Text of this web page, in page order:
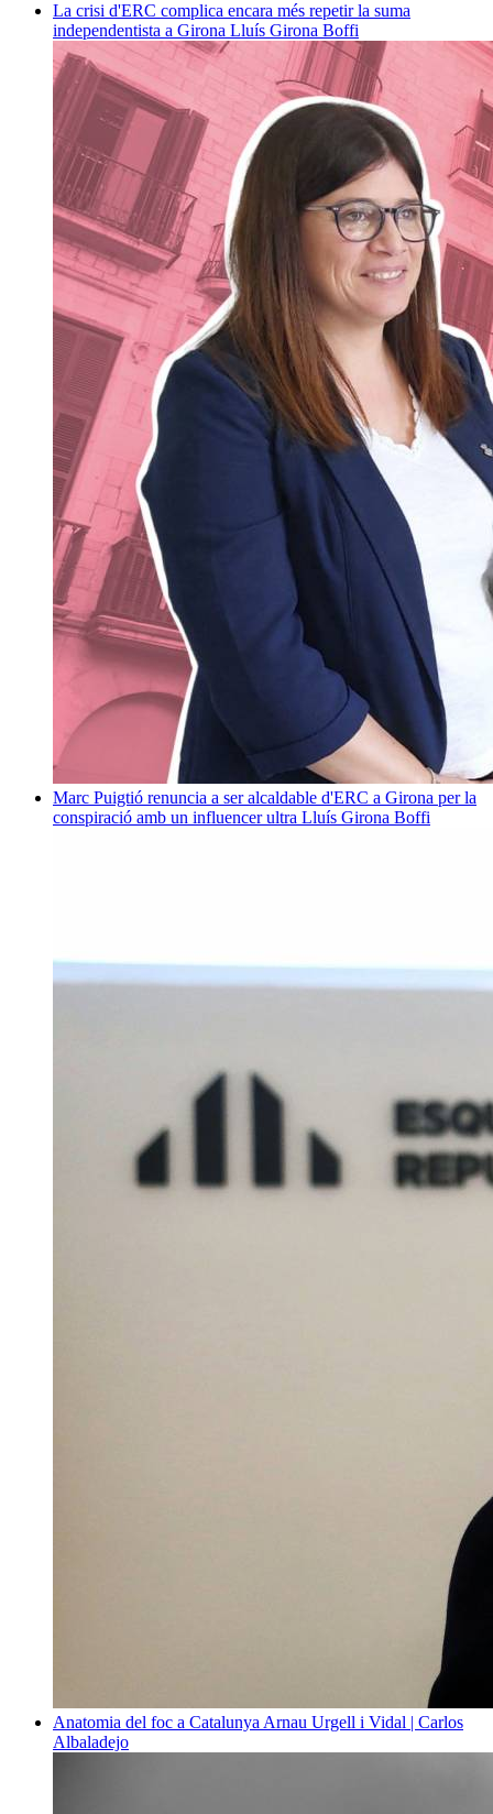
La crisi d'ERC complica encara més repetir la suma
independentista a Girona Lluís Girona Boffi
Marc Puigtió renuncia a ser alcaldable d'ERC a Girona per la
conspiració amb un influencer ultra Lluís Girona Boffi
Anatomia del foc a Catalunya Arnau Urgell i Vidal | Carlos
Albaladejo